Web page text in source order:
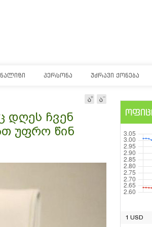
ᲞᲔᲠᲡᲝᲜᲐ ᲣᲫᲠᲐᲕᲘ ᲥᲝᲜᲔᲑᲐ
დღეს ჩვენ
უფრო წინ
1 USD